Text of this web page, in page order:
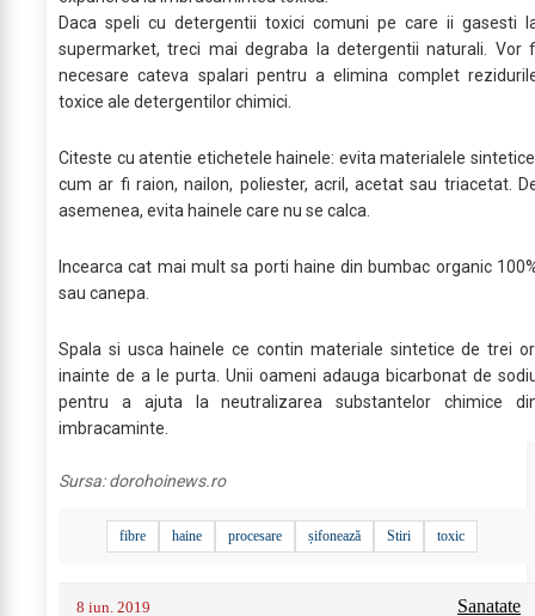
Daca speli cu detergentii toxici comuni pe care ii gasesti
supermarket, treci mai degraba la detergentii naturali. Vor
necesare cateva spalari pentru a elimina complet
toxice ale detergentilor chimici.
Citeste cu atentie etichetele hainele: evita materialele
cum ar fi raion, nailon, poliester, acril, acetat sau triacetat.
asemenea, evita hainele care nu se calca.
Incearca cat mai mult sa porti haine din bumbac organic
sau canepa.
Spala si usca hainele ce contin materiale sintetice de trei
inainte de a le purta. Unii oameni adauga bicarbonat de
pentru a ajuta la neutralizarea substantelor chimice
imbracaminte.
Sursa:dorohoinews.ro
fibre haine procesare șifonează Stiri toxic
8 iun. 2019 Sanatate